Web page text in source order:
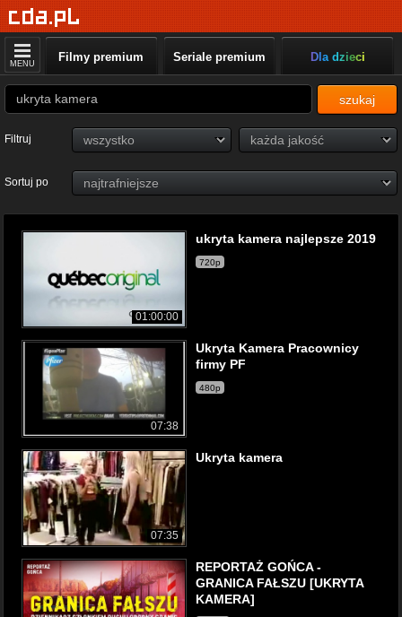
MENU Filmy premium Seriale premium Dla dzieci
szukaj
Filtruj
Sortuj po
01:00:00
ukryta kamera najlepsze 2019
720p
07:38
Ukryta Kamera Pracownicy
firmy PF
480p
07:35
Ukryta kamera
REPORTAŻ GOŃCA -
GRANICA FAŁSZU [UKRYTA
KAMERA]